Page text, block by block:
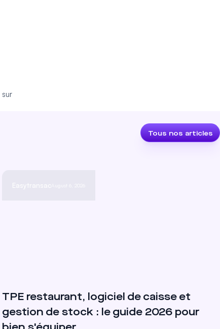
Tous nos articles
Easytransac August 6, 2026
TPE restaurant, logiciel de caisse et
gestion de stock : le guide 2026 pour